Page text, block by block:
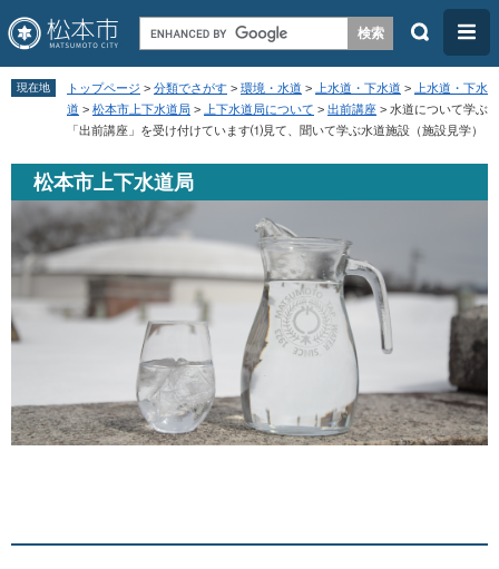
ペ
先
で
す
。
メ
を
ば
し
て
へ
検
メ
ニ
ュ
ー
現在地 トップページ > 分類でさがす > 環境・水道 > 上水道・下水道 >
上水道・下水
道 > 松本市上下水道局 > 上下水道局について > 出前講座 > 水道について学ぶ
「出前講座」を受け付けています⑴見て、聞いて学ぶ水道施設（施設見学）
松本市上下水道局